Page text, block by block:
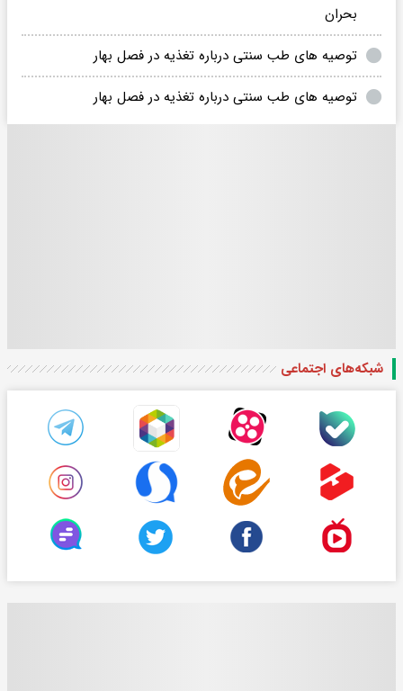
بحران
توصیه های طب سنتی درباره تغذیه در فصل بهار
توصیه های طب سنتی درباره تغذیه در فصل بهار
شبکه‌های اجتماعی